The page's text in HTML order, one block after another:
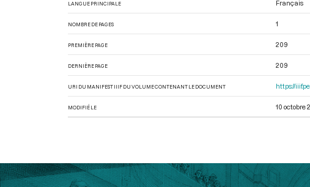
LANGUE PRINCIPALE Français
NOMBRE DE PAGES 1
PREMIÈRE PAGE 209
DERNIÈRE PAGE 209
URI DU MANIFEST IIIF DU VOLUME CONTENANT LE DOCUMENT https://
MODIFIÉ LE 10 octobre